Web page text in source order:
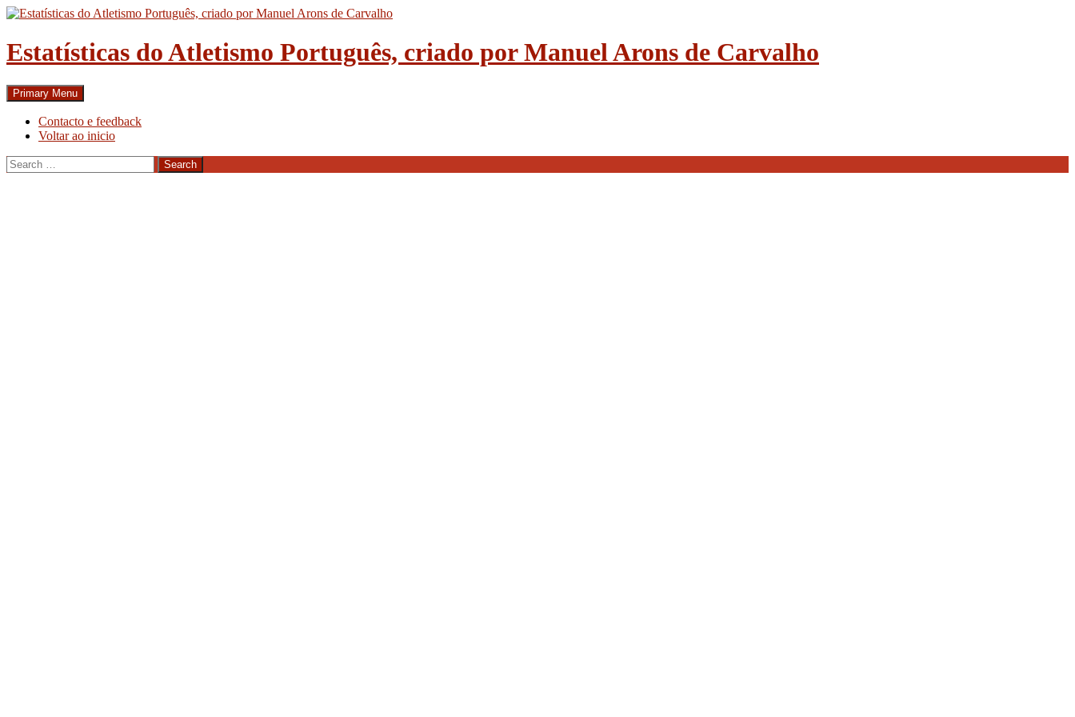
Skip
content
Estatísticas do Atletismo Português, criado por Manuel Arons de Carvalho
Search
Primary Menu
Contacto e feedback
Voltar ao inicio
Search
for: